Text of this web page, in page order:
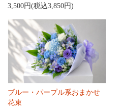
3,500円(税込3,850円)
ブルー・パープル系おまかせ
花束